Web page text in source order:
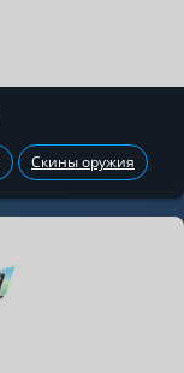
Скины оружия